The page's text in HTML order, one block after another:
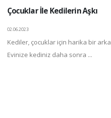
Çocuklar İle Kedilerin Aşkı
02.06.2023
Kediler, çocuklar için harika bir
Evinize kediniz daha sonra ...